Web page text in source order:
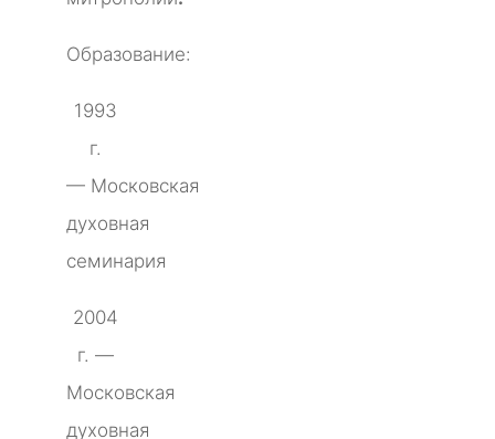
Образование:
1993
г.
— Московская
духовная
семинария
2004
г. —
Московская
духовная